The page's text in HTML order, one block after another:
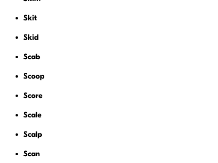
Skit
Skid
Scab
Scoop
Score
Scale
Scalp
Scan